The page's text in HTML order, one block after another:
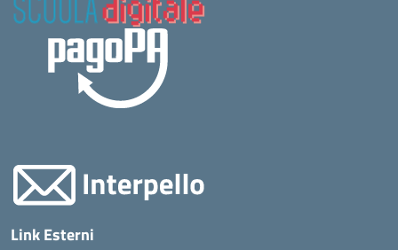
Link Esterni